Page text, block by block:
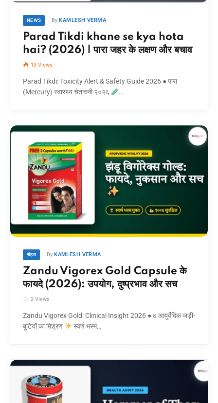
NEWS By KAMLESH VERMA
Parad Tikdi khane se kya hota
hai? (2026) | पारा जहर के लक्षण और बचाव
13 Views
Parad Tikdi: Toxicity Alert & Safety Guide 2026 ● पारा
(Mercury) स्वास्थ्य चेतावनी २०२६
…
सेहत By KAMLESH VERMA
Zandu Vigorex Gold Capsule के
फायदे (2026): उपयोग, दुष्प्रभाव और सच
2 Views
Zandu Vigorex Gold: Clinical Insight 2026 ● ७ आयुर्वेदिक जड़ी-
बूटियों का मिश्रण
स्वर्ण भस्म…